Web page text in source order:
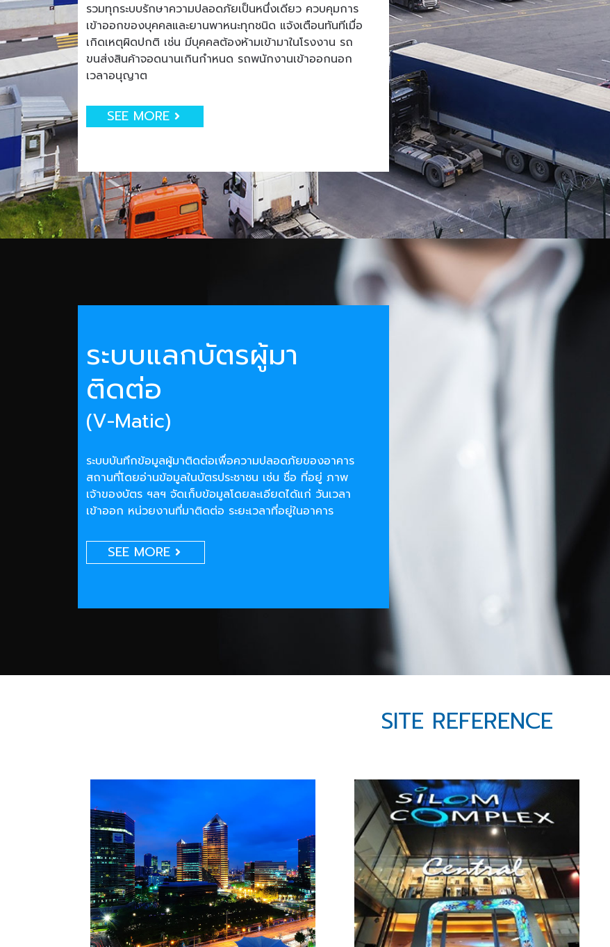
รวมทุกระบบรักษาความปลอดภัยเป็นหนึ่งเดียว ควบคุมการ
เข้าออกของบุคคลและยานพาหนะทุกชนิด แจ้งเตือนทันทีเมื่อ
เกิดเหตุผิดปกติ เช่น มีบุคคลต้องห้ามเข้ามาในโรงงาน รถ
ขนส่งสินค้าจอดนานเกินกำหนด รถพนักงานเข้าออกนอก
เวลาอนุญาต
SEE MORE
ระบบแลกบัตรผู้มา
ติดต่อ
(V-Matic)
ระบบบันทึกข้อมูลผู้มาติดต่อเพื่อความปลอดภัยของอาคาร
สถานที่โดยอ่านข้อมูลในบัตรประชาชน เช่น ชื่อ ที่อยู่ ภาพ
เจ้าของบัตร ฯลฯ จัดเก็บข้อมูลโดยละเอียดได้แก่ วันเวลา
เข้าออก หน่วยงานที่มาติดต่อ ระยะเวลาที่อยู่ในอาคาร
SEE MORE
SITE REFERENCE